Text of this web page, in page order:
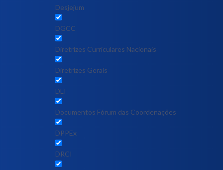
Desjejum
DGCC
Diretrizes Curriculares Nacionais
Diretrizes Gerais
DLI
Documentos Fórum das Coordenações
DPPEx
DRCI